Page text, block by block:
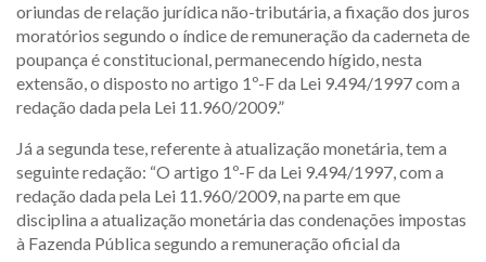
oriundas de relação jurídica não-tributária, a fixação dos juros
moratórios segundo o índice de remuneração da caderneta de
poupança é constitucional, permanecendo hígido, nesta
extensão, o disposto no artigo 1º-F da Lei 9.494/1997 com a
redação dada pela Lei 11.960/2009.”
Já a segunda tese, referente à atualização monetária, tem a
seguinte redação: “O artigo 1º-F da Lei 9.494/1997, com a
redação dada pela Lei 11.960/2009, na parte em que
disciplina a atualização monetária das condenações impostas
à Fazenda Pública segundo a remuneração oficial da